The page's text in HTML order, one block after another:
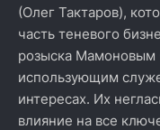
(Олег Тактаров),
часть теневого
розыска Мамоновым
использующим
интересах. Их
влияние на все